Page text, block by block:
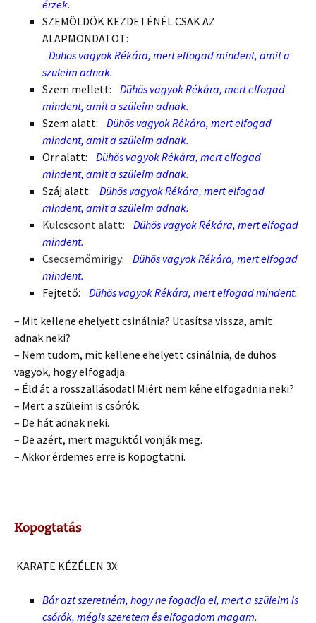
érzek.
SZEMÖLDÖK KEZDETÉNÉL CSAK AZ
ALAPMONDATOT:
Dühös vagyok Rékára, mert elfogad mindent, amit a
szüleim adnak.
Szem mellett: Dühös vagyok Rékára, mert elfogad
mindent, amit a szüleim adnak.
Szem alatt: Dühös vagyok Rékára, mert elfogad
mindent, amit a szüleim adnak.
Orr alatt: Dühös vagyok Rékára, mert elfogad
mindent, amit a szüleim adnak.
Száj alatt: Dühös vagyok Rékára, mert elfogad
mindent, amit a szüleim adnak.
Kulcscsont alatt: Dühös vagyok Rékára, mert elfogad
mindent.
Csecsemőmirigy:
Dühös vagyok Rékára, mert elfogad
mindent.
Fejtető: Dühös vagyok Rékára, mert elfogad mindent.
– Mit kellene ehelyett csinálnia? Utasítsa vissza, amit
adnak neki?
– Nem tudom, mit kellene ehelyett csinálnia, de dühös
vagyok, hogy elfogadja.
– Éld át a rosszallásodat! Miért nem kéne elfogadnia neki?
– Mert a szüleim is csórók.
– De hát adnak neki.
– De azért, mert maguktól vonják meg.
– Akkor érdemes erre is kopogtatni.
Kopogtatás
KARATE KÉZÉLEN 3X:
Bár azt szeretném, hogy ne fogadja el, mert a szüleim is
csórók, mégis szeretem és elfogadom magam.